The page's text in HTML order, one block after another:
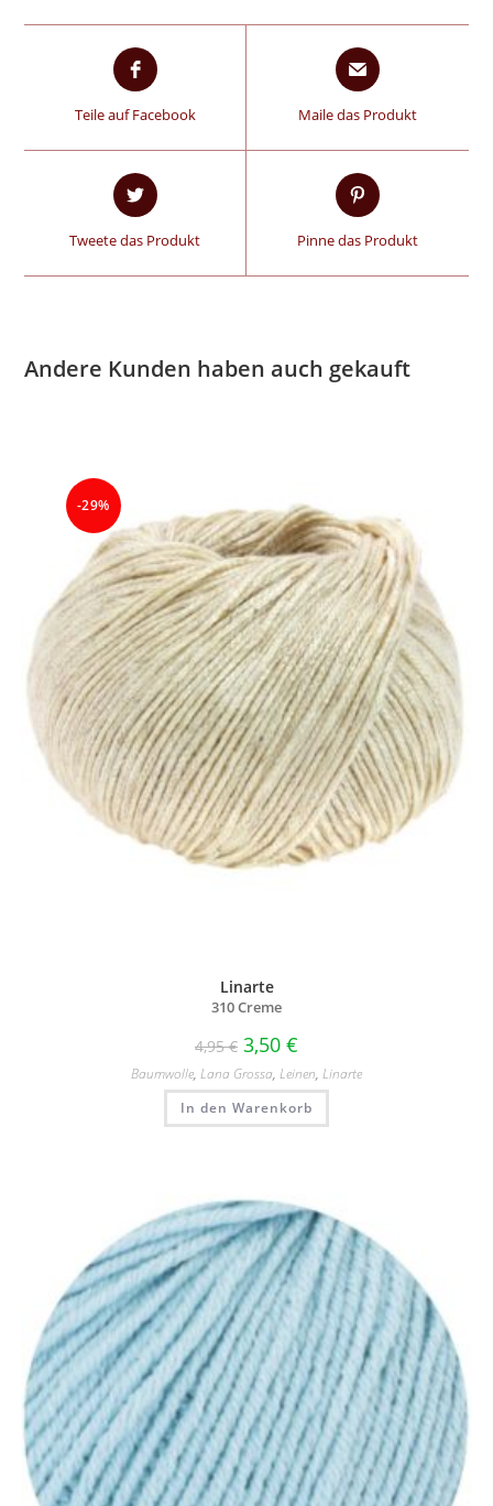
Teile auf Facebook Maile das Produkt
Tweete das Produkt Pinne das Produkt
Andere Kunden haben auch gekauft
-29%
Linarte
310 Creme
4,95€ 3,50 €
Baumwolle, Lana Grossa, Leinen, Linarte
In den Warenkorb